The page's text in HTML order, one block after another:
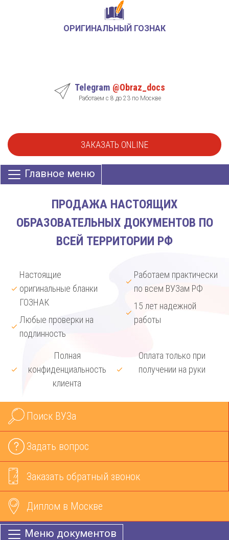
ОРИГИНАЛЬНЫЙ ГОЗНАК
Telegram @Obraz_docs
Работаем с 8 до 23 по Москве
ЗАКАЗАТЬ ONLINE
Главное меню
ПРОДАЖА НАСТОЯЩИХ
ОБРАЗОВАТЕЛЬНЫХ ДОКУМЕНТОВ ПО
ВСЕЙ ТЕРРИТОРИИ РФ
Настоящие
оригинальные бланки
ГОЗНАК
Любые проверки на
подлинность
Работаем практически
по всем ВУЗам РФ
15 лет надежной
работы
Полная
конфиденциальность
клиента
Оплата только при
получении на руки
Поиск ВУЗа
Задать вопрос
Заказать обратный звонок
Диплом в Москве
Меню документов